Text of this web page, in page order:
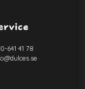
641 41 78